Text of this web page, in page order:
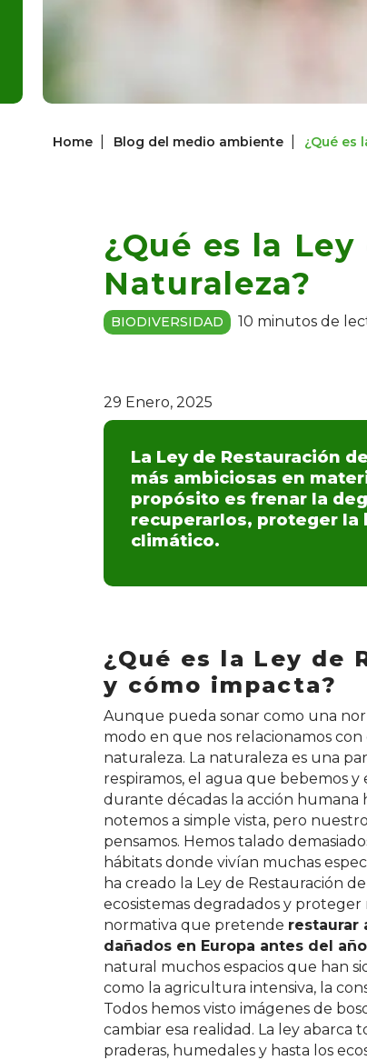
Home Blog del medio ambiente ¿Qué es
¿Qué es la
Naturaleza?
BIODIVERSIDAD 10 minutos de
29 Enero, 2025
La Ley de Restauración
más ambiciosas en
propósito es frenar la
recuperarlos, proteger
climático.
¿Qué es la Ley de
y cómo impacta?
Aunque pueda sonar como una
modo en que nos relacionamos
naturaleza. La naturaleza es una
respiramos, el agua que bebemos
durante décadas la acción humana
notemos a simple vista, pero
pensamos. Hemos talado
hábitats donde vivían muchas
ha creado la Ley de Restauración
ecosistemas degradados y
normativa que pretende restaurar
dañados en Europa antes del
natural muchos espacios que han
como la agricultura intensiva, la
Todos hemos visto imágenes de
cambiar esa realidad. La ley abarca
praderas, humedales y hasta los